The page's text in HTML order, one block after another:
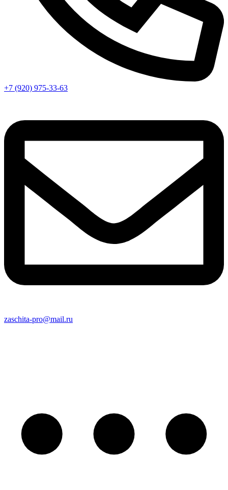
+7 (920) 975-33-63
zaschita-pro@mail.ru